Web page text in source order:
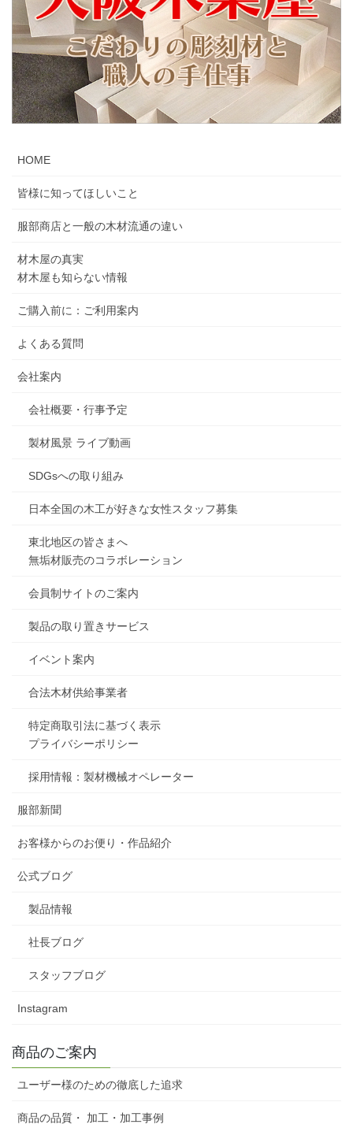
HOME
皆様に知ってほしいこと
服部商店と一般の木材流通の違い
材木屋の真実
材木屋も知らない情報
ご購入前に：ご利用案内
よくある質問
会社案内
会社概要・行事予定
製材風景 ライブ動画
SDGsへの取り組み
日本全国の木工が好きな女性スタッフ募集
東北地区の皆さまへ
無垢材販売のコラボレーション
会員制サイトのご案内
製品の取り置きサービス
イベント案内
合法木材供給事業者
特定商取引法に基づく表示
プライバシーポリシー
採用情報：製材機械オペレーター
服部新聞
お客様からのお便り・作品紹介
公式ブログ
製品情報
社長ブログ
スタッフブログ
Instagram
商品のご案内
ユーザー様のための徹底した追求
商品の品質・ 加工・加工事例